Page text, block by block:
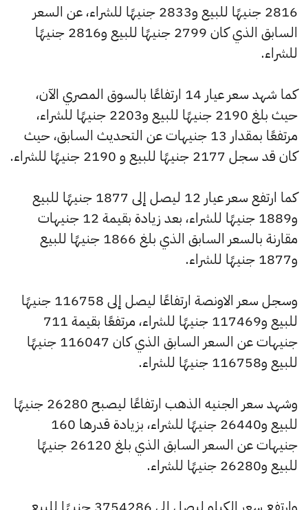
2816 جنيهًا للبيع و2833 جنيهًا للشراء، عن السعر
السابق الذي كان 2799 جنيهًا للبيع و2816 جنيهًا
للشراء.
كما شهد سعر عيار 14 ارتفاعًا بالسوق المصري الآن،
حيث بلغ 2190 جنيهًا للبيع و2203 جنيهًا للشراء،
مرتفعًا بمقدار 13 جنيهات عن التحديث السابق، حيث
كان قد سجل 2177 جنيهًا للبيع و 2190 جنيهًا للشراء.
كما ارتفع سعر عيار 12 ليصل إلى 1877 جنيهًا للبيع
و1889 جنيهًا للشراء، بعد زيادة بقيمة 12 جنيهات
مقارنة بالسعر السابق الذي بلغ 1866 جنيهًا للبيع
و1877 جنيهًا للشراء.
وسجل سعر الاونصة ارتفاعًا ليصل إلى 116758 جنيهًا
للبيع و117469 جنيهًا للشراء، مرتفعًا بقيمة 711
جنيهات عن السعر السابق الذي كان 116047 جنيهًا
للبيع و116758 جنيهًا للشراء.
وشهد سعر الجنيه الذهب ارتفاعًا ليصبح 26280 جنيهًا
للبيع و26440 جنيهًا للشراء، بزيادة قدرها 160
جنيهات عن السعر السابق الذي بلغ 26120 جنيهًا
للبيع و26280 جنيهًا للشراء.